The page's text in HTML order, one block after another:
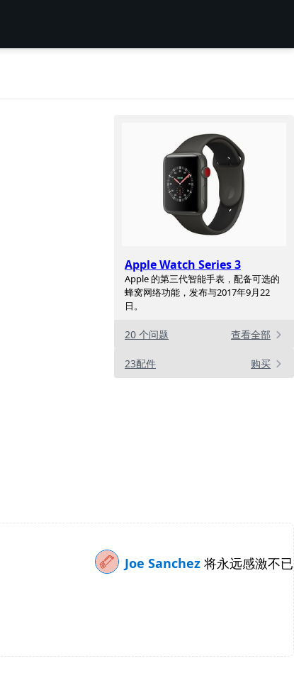
Apple Watch Series 3
Apple 的第三代智能手表，配备可选的
蜂窝网络功能，发布与2017年9月22
日。
20 个问题 查看全部
23配件 购买
Joe Sanchez 将永远感激不已